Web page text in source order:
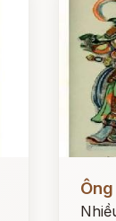
Đọc ngay